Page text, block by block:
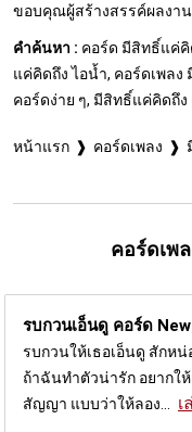
ขอบคุณผู้สร้างสรรค์ผลงาน
คำค้นหา : คอร์ด มีสิทธิ์แค่คิ
แค่คิดถึง ไอน้ำ, คอร์ดเพล
คอร์ดง่าย ๆ, มีสิทธิ์แค่คิดถึ
หน้าแรก คอร์ดเพลง
คอร์ดเพ
รบกวนเอ็นดู คอร์ด
รบกวนให้เธอเอ็นดู สักห
ถ้าฉันทำตัวน่ารัก อยากใ
สัญญา แบบว่าให้ลอง...
เ